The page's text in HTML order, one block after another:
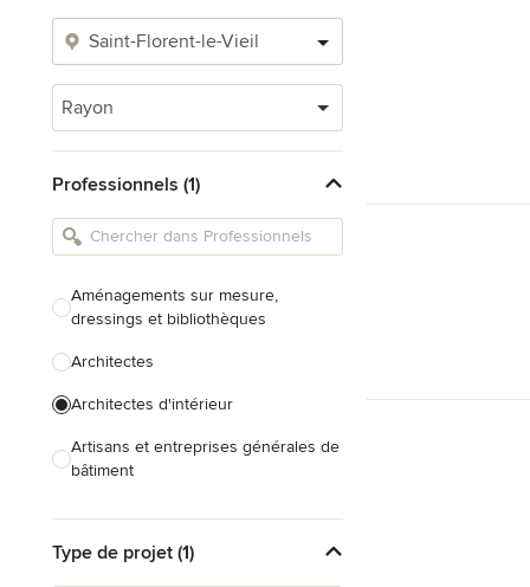
Rayon
Professionnels (1)
Aménagements sur mesure,
dressings et bibliothèques
Architectes
Architectes d'intérieur
Artisans et entreprises générales de
bâtiment
Charpentiers Type de projet (1)